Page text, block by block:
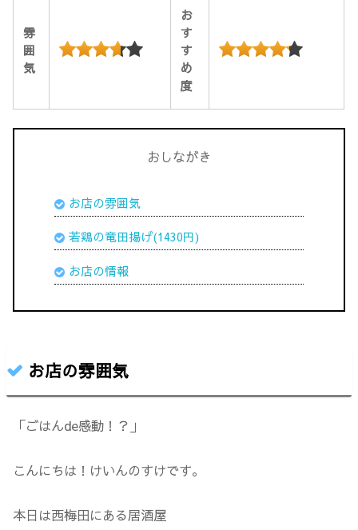
雰
囲
気
お
す
す
め
度
おしながき
お店の雰囲気
若鶏の竜田揚げ(1430円)
お店の情報
お店の雰囲気
「ごはんde感動！？」
こんにちは！けいんのすけです。
本日は西梅田にある居酒屋